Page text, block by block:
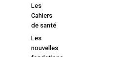
Les
Cahiers
de santé
Les
nouvelles